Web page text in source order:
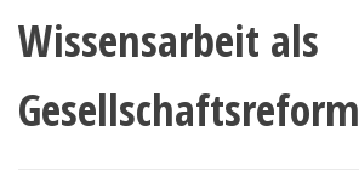
Wissensarbeit als
Gesellschaftsreform